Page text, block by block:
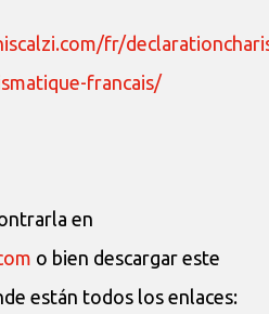
fr/
francais/
en
o bien descargar este
están todos los enlaces: